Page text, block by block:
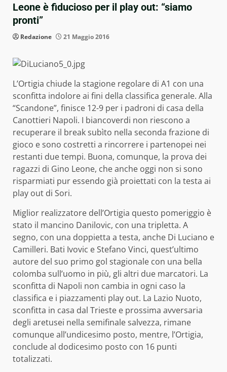
Leone è fiducioso per il play out: “siamo
pronti”
Redazione 21 Maggio 2016
L’Ortigia chiude la stagione regolare di A1 con una
sconfitta indolore ai fini della classifica generale. Alla
“Scandone”, finisce 12-9 per i padroni di casa della
Canottieri Napoli. I biancoverdi non riescono a
recuperare il break subìto nella seconda frazione di
gioco e sono costretti a rincorrere i partenopei nei
restanti due tempi. Buona, comunque, la prova dei
ragazzi di Gino Leone, che anche oggi non si sono
risparmiati pur essendo già proiettati con la testa ai
play out di Sori.
Miglior realizzatore dell’Ortigia questo pomeriggio è
stato il mancino Danilovic, con una tripletta. A
segno, con una doppietta a testa, anche Di Luciano e
Camilleri. Bati Ivovic e Stefano Vinci, quest’ultimo
autore del suo primo gol stagionale con una bella
colomba sull’uomo in più, gli altri due marcatori. La
sconfitta di Napoli non cambia in ogni caso la
classifica e i piazzamenti play out. La Lazio Nuoto,
sconfitta in casa dal Trieste e prossima avversaria
degli aretusei nella semifinale salvezza, rimane
comunque all’undicesimo posto, mentre, l’Ortigia,
conclude al dodicesimo posto con 16 punti
totalizzati.